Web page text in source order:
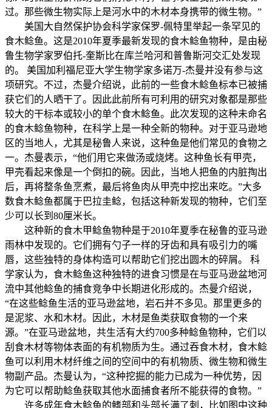
过。那些微生物实际上是河水中的木材本身携带的微生物。”
美国大自然保护协会科学家保罗-佩特里举起一条罕见的
食木鲶鱼。这是2010年夏季最新发现的食木鲶鱼物种，是由秘
鲁生物学家罗伯托-奎斯比在库兰哈河和普鲁斯河交汇处发现
的。 美国加利福尼亚大学生物学家多诺万-杰曼并没有参与这
项研究。不过，杰曼介绍说，此前的一些食木鲶鱼标本已被捕
获它们的人晒干了。因此此前所有可利用的研究对象都是那些
较大的干标本或较小的单个食木鲶鱼。此次发现的这种未命名
的食木鲶鱼物种，在科学上是一种全新的物种。对于亚马逊地
区的当地人，尤其是秘鲁人来说，这种鱼是他们常见的食物之
一。杰曼表示，“他们用它来做汤或烧烤。这种鱼长有甲壳，
甲壳看起来像是一个倒扣的碗。因此，当地人把鱼的内脏掏出
后，再将整条鱼烹煮，最后将鱼肉从甲壳中挖出来吃。”大多
数食木鲶鱼都属于巴拉圭鲶，包括这种新发现的物种，它们至
少可以长到80厘米长。
这种新的食木甲鲶鱼物种是于2010年夏季在秘鲁的亚马逊
雨林中发现的。它们拥有勺子一样的牙齿和具有吸引力的嘴
唇，这些独特的身体构造可以帮助它们挖出圆木的碎屑。 科
学家认为，食木鲶鱼这种独特的进食习惯是在与亚马逊盆地河
流中其他鲶鱼的捕食竞争中长期进化形成的。杰曼介绍说，
“在这些鲶鱼生活的亚马逊盆地，岩石并不多见。那里更多的
是泥浆、水和木材。因此，木材是鱼类获取食物的一个来
源。”在亚马逊盆地，共生活有大约700多种鲶鱼物种，它们以
刮食木材等物体表面的有机物质为生。通过吞食木材，食木鲶
鱼可以利用木材纤维之间的空间中的有机物质、微生物和微生
物副产品。杰曼认为，“这种挖掘的能力已成为一种优势，因
为它可以帮助鲶鱼获取其他水面捕食者所不能获得的食物。”
许多成年食木鲶鱼的鳍部和头部长满了刺，比如图中这种